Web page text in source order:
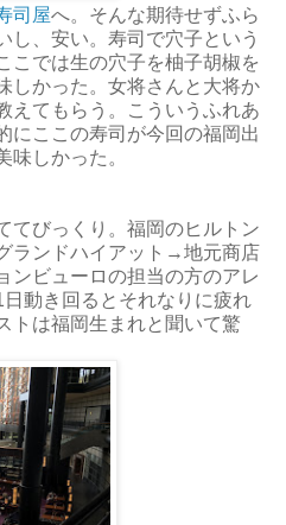
司屋へ。そんな期待せずふら
し、安い。寿司で穴子という
こでは生の穴子を柚子胡椒を
しかった。女将さんと大将か
えてもらう。こういうふれあ
にここの寿司が今回の福岡出
味しかった。
てびっくり。福岡のヒルトン
ンドハイアット→地元商店
ンビューロの担当の方のアレ
動き回るとそれなりに疲れ
トは福岡生まれと聞いて驚